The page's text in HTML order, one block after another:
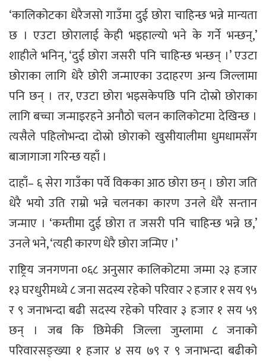
‘कालिकोटका धेरैजसो गाउँमा दुई छोरा चाहिन्छ भन्ने मान्यता
छ । एउटा छोरालाई केही भइहाल्यो भने के गर्ने भन्छन्,’
शाहीले भनिन्, ‘दुई छोरा जसरी पनि चाहिन्छ भन्छन् ।’ एउटा
छोराका लागि धेरै छोरी जन्माएका उदाहरण अन्य जिल्लामा
पनि छन् । तर, एउटा छोरा भइसकेपछि पनि दोस्रो छोराका
लागि बच्चा जन्माइरहने अनौठो चलन कालिकोटमा देखिन्छ ।
त्यसैले पहिलोभन्दा दोस्रो छोराको खुसीयालीमा धुमधामसँग
बाजागाजा गरिन्छ यहाँ ।
दाहाँ– ६ सेरा गाउँका पर्वे विकका आठ छोरा छन् । छोरा जति
धेरै भयो उति राम्रो भन्ने चलनका कारण उनले धेरै सन्तान
जन्माए । ‘कम्तीमा दुई छोरा त जसरी पनि चाहिन्छ भन्ने छ,’
उनले भने, ‘त्यही कारण धेरै छोरा जन्मिए ।’
राष्ट्रिय जनगणना ०६८ अनुसार कालिकोटमा जम्मा २३ हजार
१३ घरधुरीमध्ये ८ जना सदस्य रहेको परिवार २ हजार १ सय ९५
र ९ जनाभन्दा बढी सदस्य रहेको परिवार ३ हजार १ सय ५९
छन् । जब कि छिमेकी जिल्ला जुम्लामा ८ जनाको
परिवारसङ्ख्या १ हजार ४ सय ७९ र ९ जनाभन्दा बढीको